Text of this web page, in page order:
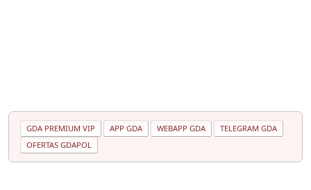
GDA PREMIUM VIP APP GDA WEBAPP GDA
TELEGRAM GDA
OFERTAS GDAPOL